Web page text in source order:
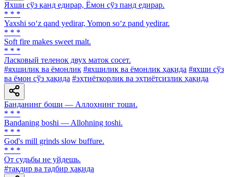
Яхши сўз қанд едирар, Ёмон сўз панд едирар.
* * *
Yaxshi so‘z qand yedirar, Yomon so‘z pand yedirar.
* * *
Soft fire makes sweet malt.
* * *
Ласковый теленок двух маток сосет.
#яхшилик ва ёмонлик #яхшилик ва ёмонлик ҳақида #яхши сўз
ва ёмон сўз ҳақида #эҳтиёткорлик ва эҳтиётсизлик ҳақида
Банданинг боши — Аллоҳнинг тоши.
* * *
Bandaning boshi — Allohning toshi.
* * *
God's mill grinds slow buffure.
* * *
От судьбы не уйдешь.
#тақдир ва тадбир ҳақида